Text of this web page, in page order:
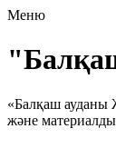
Меню
«Балқаш ауданы
және